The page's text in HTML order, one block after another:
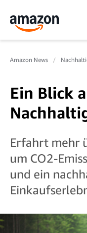
Amazon News
Ein Blick
Erfahrt mehr
um CO2-
und ein